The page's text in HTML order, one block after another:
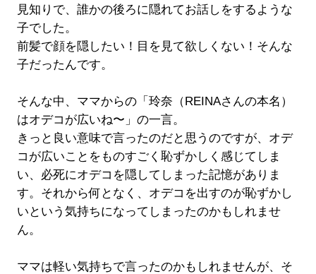
見知りで、誰かの後ろに隠れてお話しをするような
子でした。
前髪で顔を隠したい！目を見て欲しくない！そんな
子だったんです。
そんな中、ママからの「玲奈（REINAさんの本名）
はオデコが広いね〜」の一言。
きっと良い意味で言ったのだと思うのですが、オデ
コが広いことをものすごく恥ずかしく感じてしま
い、必死にオデコを隠してしまった記憶がありま
す。それから何となく、オデコを出すのが恥ずかし
いという気持ちになってしまったのかもしれませ
ん。
ママは軽い気持ちで言ったのかもしれませんが、そ